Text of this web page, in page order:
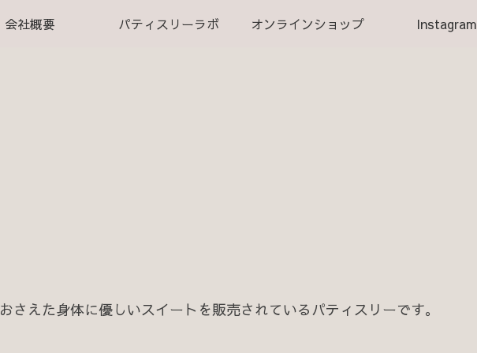
会社概要 パティスリーラボ オンラインショップ Instagram
えた身体に優しいスイートを販売されているパティスリーです。